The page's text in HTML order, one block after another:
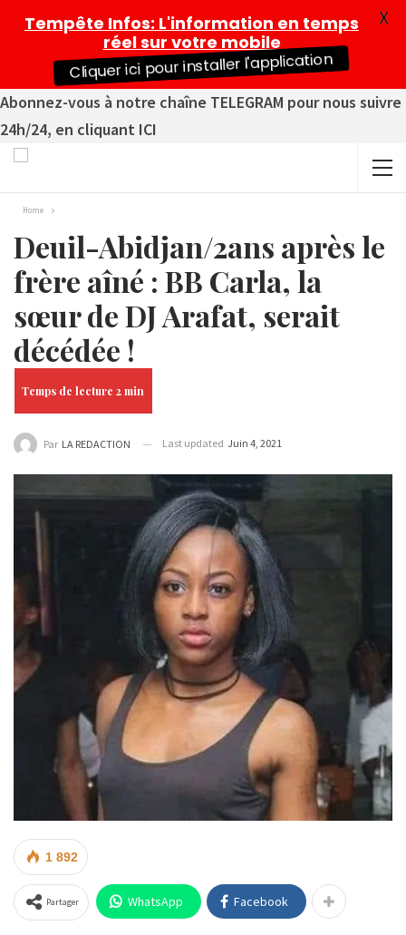
Abonnez-vous à notre chaîne TELEGRAM pour nous suivre
24h/24, en cliquant ICI
Home
Deuil-Abidjan/2ans après le
frère aîné : BB Carla, la
sœur de DJ Arafat, serait
décédée !
Par LA REDACTION Last updated Juin 4, 2021
1 892
Partager WhatsApp Facebook
Tempête Infos: L'information en temps
réel sur votre mobile
Cliquer ici pour installer l'application
X